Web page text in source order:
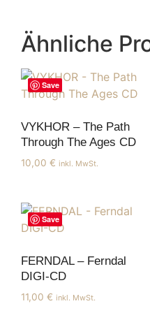
Ähnliche
Save
VYKHOR – The Path
Through The Ages CD
10,00 € inkl. MwSt.
Save
FERNDAL – Ferndal
DIGI-CD
11,00 € inkl. MwSt.